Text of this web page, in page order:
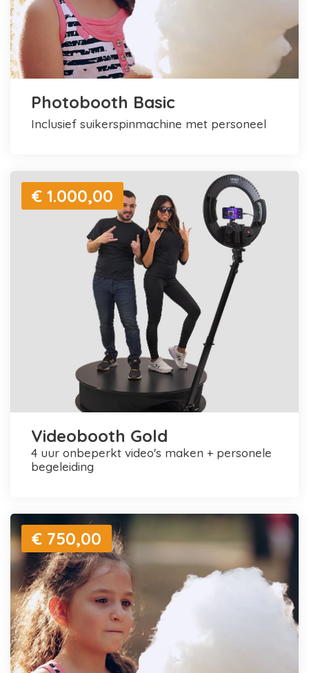
Photobooth Basic
inclusief suikerspinmachine met personeel
€ 1.000,00
Videobooth Gold
4 uur onbeperkt video's maken + personele
begeleiding
€ 750,00